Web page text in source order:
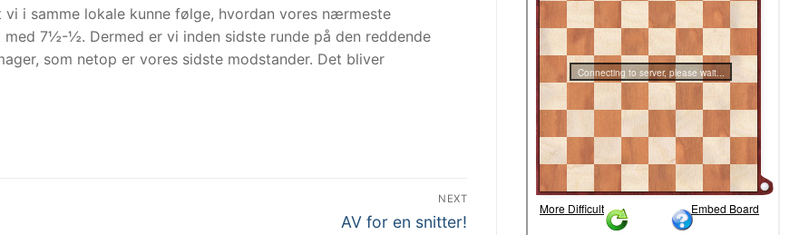
i samme lokale kunne følge, hvordan vores nærmeste
7½-½. Dermed er vi inden sidste runde på den reddende
som netop er vores sidste modstander. Det bliver
NEXT
AV for en snitter!